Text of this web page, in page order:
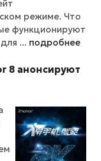
режиме. Что
функционируют
... подробнее
8 анонсируют